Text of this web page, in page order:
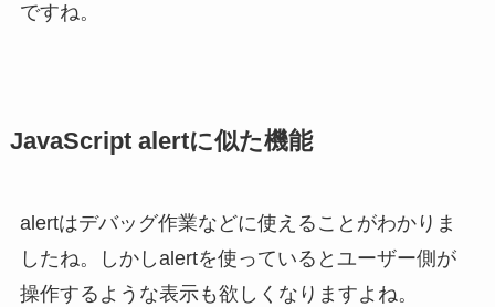
ですね。
JavaScript alertに似た機能
alertはデバッグ作業などに使えることがわかりま
したね。しかしalertを使っているとユーザー側が
操作するような表示も欲しくなりますよね。